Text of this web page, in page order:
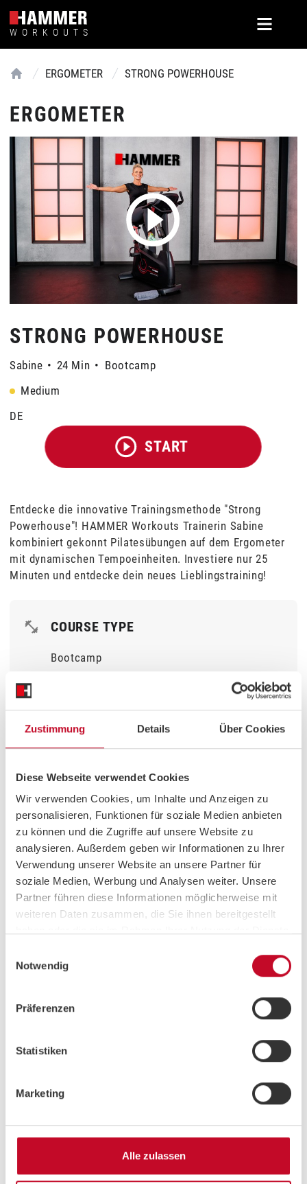
Zustimmung Details Über Cookies
Diese Webseite verwendet Cookies
Wir verwenden Cookies, um Inhalte und Anzeigen zu
personalisieren, Funktionen für soziale Medien anbieten
zu können und die Zugriffe auf unsere Website zu
analysieren. Außerdem geben wir Informationen zu Ihrer
Verwendung unserer Website an unsere Partner für
soziale Medien, Werbung und Analysen weiter. Unsere
Partner führen diese Informationen möglicherweise mit
weiteren Daten zusammen, die Sie ihnen bereitgestellt
Notwendig
Präferenzen
Statistiken
Marketing
Alle zulassen
WORKOUTS
ERGOMETER STRONG POWERHOUSE
ERGOMETER
STRONG POWERHOUSE
Sabine • 24 Min • Bootcamp
Medium
DE
START
Entdecke die innovative Trainingsmethode "Strong
Powerhouse"! HAMMER Workouts Trainerin Sabine
kombiniert gekonnt Pilatesübungen auf dem Ergometer
mit dynamischen Tempoeinheiten. Investiere nur 25
Minuten und entdecke dein neues Lieblingstraining!
COURSE TYPE
Bootcamp
Elektro & House
COURSE PLAN
4 Min Warm Up
18 Min Pilates & Riding
2 Min Cool Down
EQUIPMENT